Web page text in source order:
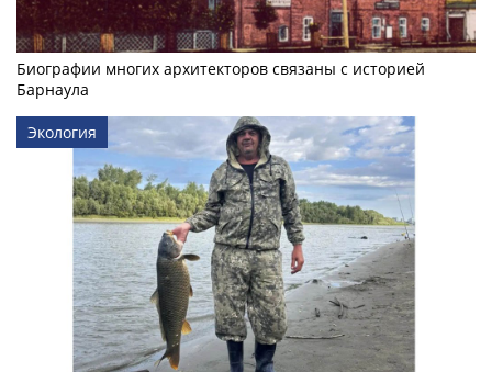
Биографии многих архитекторов связаны с историей
Барнаула
Экология